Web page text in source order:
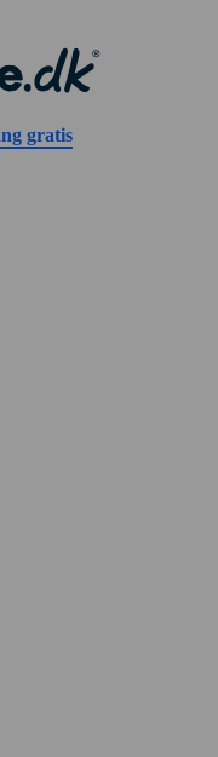
gratis